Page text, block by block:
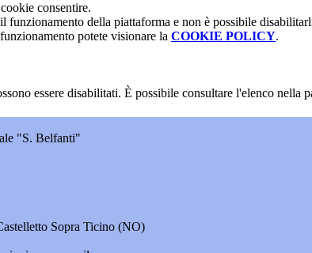
consentire.
funzionamento della piattaforma e non è possibile
potete visionare la COOKIE POLICY.
essere disabilitati. È possibile consultare l'elenco nella
"S. Belfanti"
Sopra Ticino (NO)